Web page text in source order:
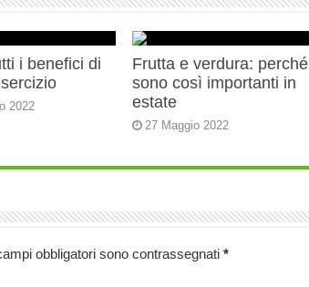
i benefici di
2022
Frutta e verdura: perché
sono così importanti in
estate
27 Maggio 2022
obbligatori sono contrassegnati *